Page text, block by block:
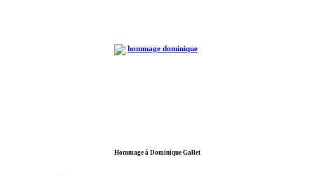
Hommage à Dominique Gallet